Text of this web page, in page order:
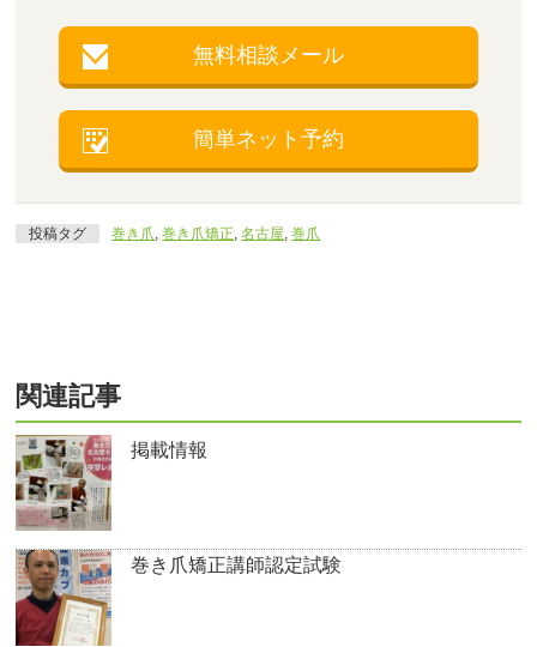
無料相談メール
簡単ネット予約
投稿タグ 巻き爪 ,巻き爪矯正 ,名古屋 ,巻爪
関連記事
掲載情報
巻き爪矯正講師認定試験